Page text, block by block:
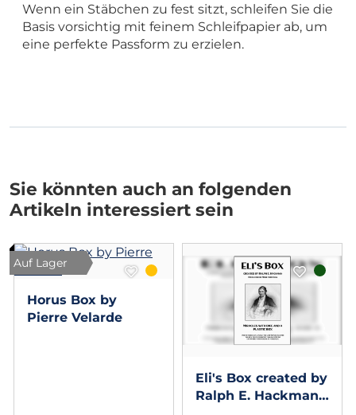
Wenn ein Stäbchen zu fest sitzt, schleifen Sie die
Basis vorsichtig mit feinem Schleifpapier ab, um
eine perfekte Passform zu erzielen.
Sie könnten auch an folgenden
Artikeln interessiert sein
Auf Lager
Horus Box by
Pierre Velarde
Eli's Box created by
Ralph E. Hackman